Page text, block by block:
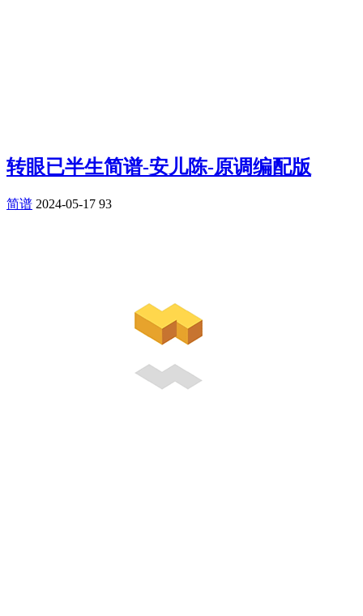
转眼已半生简谱-安儿陈-原调编配版
简谱 2024-05-17 93